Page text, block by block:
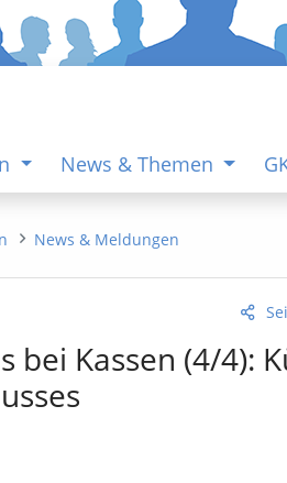
News & Themen
News & Meldungen
bei Kassen (4/4):